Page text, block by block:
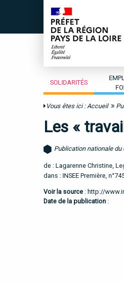
SOLIDARITÉS
Vous êtes ici : Accueil
Les «
Publication nationale
de : Lagarenne Christine,
dans : INSEE Première,
Voir la source : http://
Date de la publication :